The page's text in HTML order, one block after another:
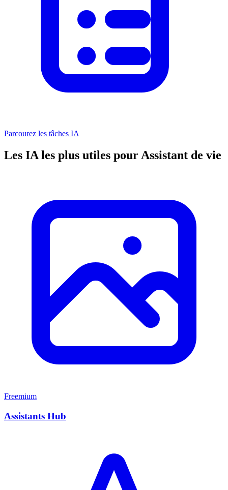
Parcourez les tâches IA
Les IA les plus utiles pour Assistant de vie
Freemium
Assistants Hub